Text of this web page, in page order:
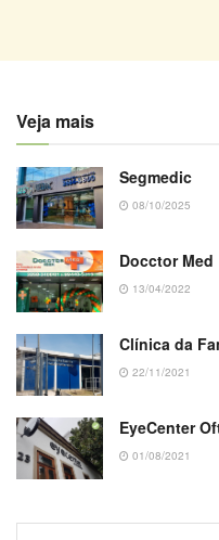
Veja mais
Segmedic
08/10/2025
Docctor Med
13/04/2022
Clínica da
22/11/2021
EyeCenter
01/08/2021